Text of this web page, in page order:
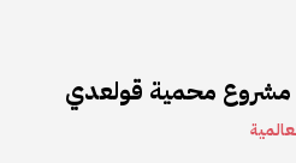
مشروع محمية قولعدي